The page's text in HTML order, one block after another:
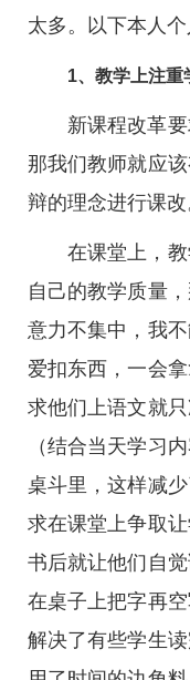
太多。以下本人个
1、教学上注重
新课程改革
那我们教师就应
辩的理念进行课改
在课堂上，
自己的教学质量
意力不集中，我
爱扣东西，一会
求他们上语文就
（结合当天学习
桌斗里，这样减
求在课堂上争取
书后就让他们自
在桌子上把字再
解决了有些学生